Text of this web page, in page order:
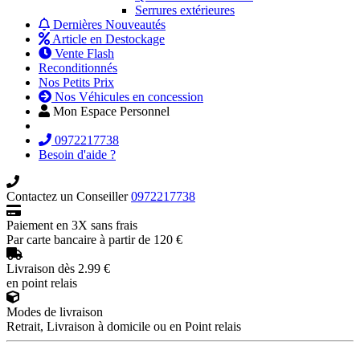
Serrures extérieures
Dernières Nouveautés
Article en Destockage
Vente Flash
Reconditionnés
Nos Petits Prix
Nos Véhicules en concession
Mon Espace Personnel
0972217738
Besoin d'aide ?
Contactez un Conseiller0972217738
Paiement en 3X sans frais
Par carte bancaire à partir de 120 €
Livraison dès 2.99 €
en point relais
Modes de livraison
Retrait, Livraison à domicile ou en Point relais